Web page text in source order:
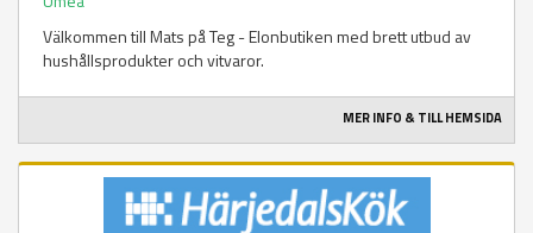
Välkommen till Mats på Teg - Elonbutiken med brett utbud av
hushållsprodukter och vitvaror.
MER INFO & TILL HEMSIDA